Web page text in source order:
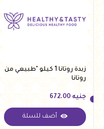
زبدة روتانا 1 كيلو "طبيعي من
روتانا
جنيه
جنيه 672.00
أضف للسلة